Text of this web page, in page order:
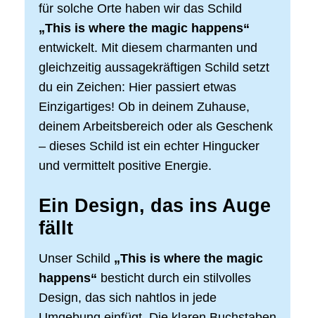
für solche Orte haben wir das Schild
„This is where the magic happens“
entwickelt. Mit diesem charmanten und
gleichzeitig aussagekräftigen Schild setzt
du ein Zeichen: Hier passiert etwas
Einzigartiges! Ob in deinem Zuhause,
deinem Arbeitsbereich oder als Geschenk
– dieses Schild ist ein echter Hingucker
und vermittelt positive Energie.
Ein Design, das ins Auge
fällt
Unser Schild „This is where the magic
happens“ besticht durch ein stilvolles
Design, das sich nahtlos in jede